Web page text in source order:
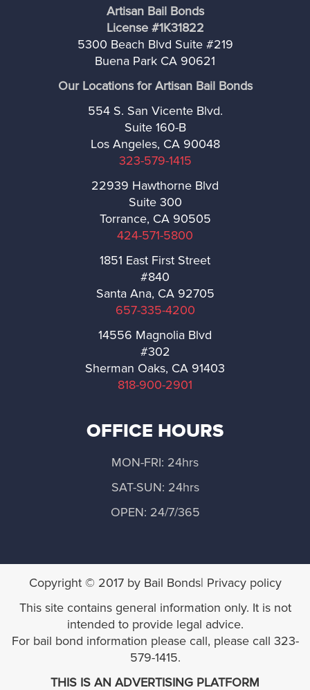
Hermosa Beach
Hidden Hills
Inglewood
Lancaster
La Mirada
La Verne
Lawndale
Long Beach
Manhattan Beach
Maywood
Monrovia
Artisan Bail Bonds
License #1K31822
5300 Beach Blvd Suite #219
Buena Park CA 90621
Our Locations for Artisan Bail Bonds
554 S. San Vicente Blvd.
Suite 160-B
Los Angeles, CA 90048
323-579-1415
22939 Hawthorne Blvd
Suite 300
Torrance, CA 90505
424-571-5800
1851 East First Street
#840
Santa Ana, CA 92705
657-335-4200
14556 Magnolia Blvd
#302
Sherman Oaks, CA 91403
818-900-2901
OFFICE HOURS
MON-FRI: 24hrs
SAT-SUN: 24hrs
OPEN: 24/7/365
Copyright © 2017 by Bail Bonds| Privacy policy
This site contains general information only. It is not
intended to provide legal advice.
For bail bond information please call, please call 323-
579-1415.
THIS IS AN ADVERTISING PLATFORM